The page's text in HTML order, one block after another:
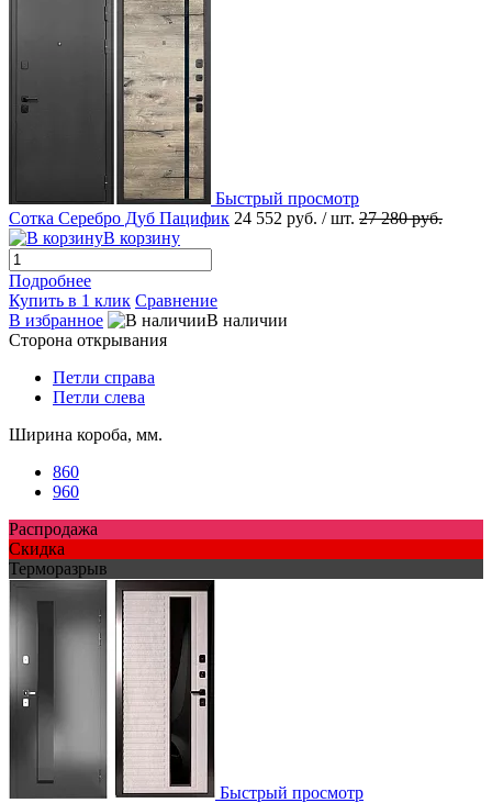
Быстрый просмотр
Сотка Серебро Дуб Пацифик 24 552 руб. / шт. 27 280 руб.
В корзину
Подробнее
Купить в 1 клик Сравнение
В избранное
В наличии
Сторона открывания
Петли справа
Петли слева
Ширина короба, мм.
860
960
Распродажа
Скидка
Терморазрыв
Быстрый просмотр